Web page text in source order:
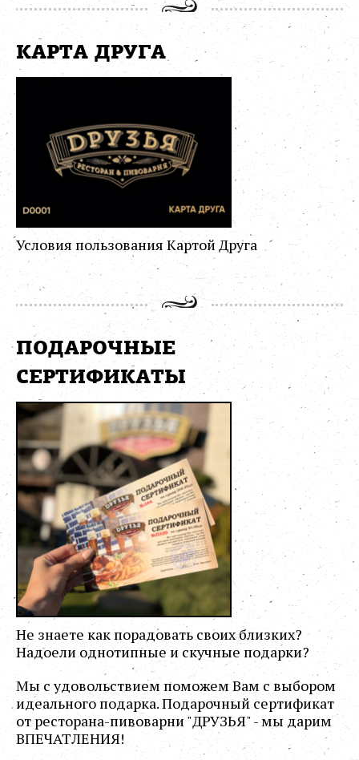
КАРТА ДРУГА
Условия пользования Картой Друга
ПОДАРОЧНЫЕ
СЕРТИФИКАТЫ
Не знаете как порадовать своих близких?
Надоели однотипные и скучные подарки?
Мы с удовольствием поможем Вам с выбором
идеального подарка. Подарочный сертификат
от ресторана-пивоварни "ДРУЗЬЯ" - мы дарим
ВПЕЧАТЛЕНИЯ!